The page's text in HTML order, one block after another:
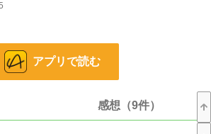
つ姉は懐妊。しかし、出産と同時にその命は尽きて
をウェルカは姉に代わって育てる決意をした。その
の地位を確立しなければ！
ぶ話数が伸びてしまったため、こちらを姉が子を産
は別に作っていきたいと思います。申し訳ございませ
アプリで読む
感想（9件）